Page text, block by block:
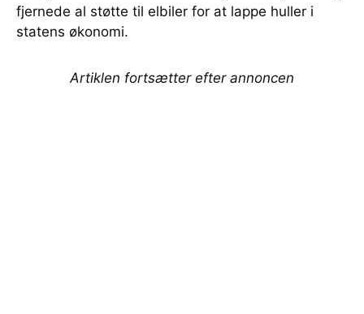
fjernede al støtte til elbiler for at lappe huller i
statens økonomi.
Artiklen fortsætter efter annoncen